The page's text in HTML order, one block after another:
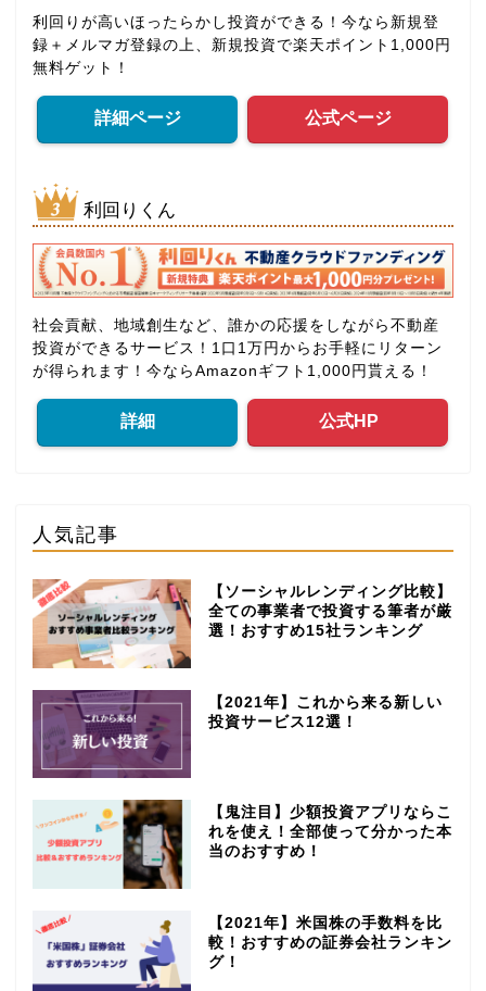
利回りが高いほったらかし投資ができる！今なら新規登
録＋メルマガ登録の上、新規投資で楽天ポイント1,000円
無料ゲット！
詳細ページ 公式ページ
利回りくん
社会貢献、地域創生など、誰かの応援をしながら不動産
投資ができるサービス！1口1万円からお手軽にリターン
が得られます！今ならAmazonギフト1,000円貰える！
詳細 公式HP
人気記事
【ソーシャルレンディング比較】
全ての事業者で投資する筆者が厳
選！おすすめ15社ランキング
【2021年】これから来る新しい
投資サービス12選！
【鬼注目】少額投資アプリならこ
れを使え！全部使って分かった本
当のおすすめ！
【2021年】米国株の手数料を比
較！おすすめの証券会社ランキン
グ！